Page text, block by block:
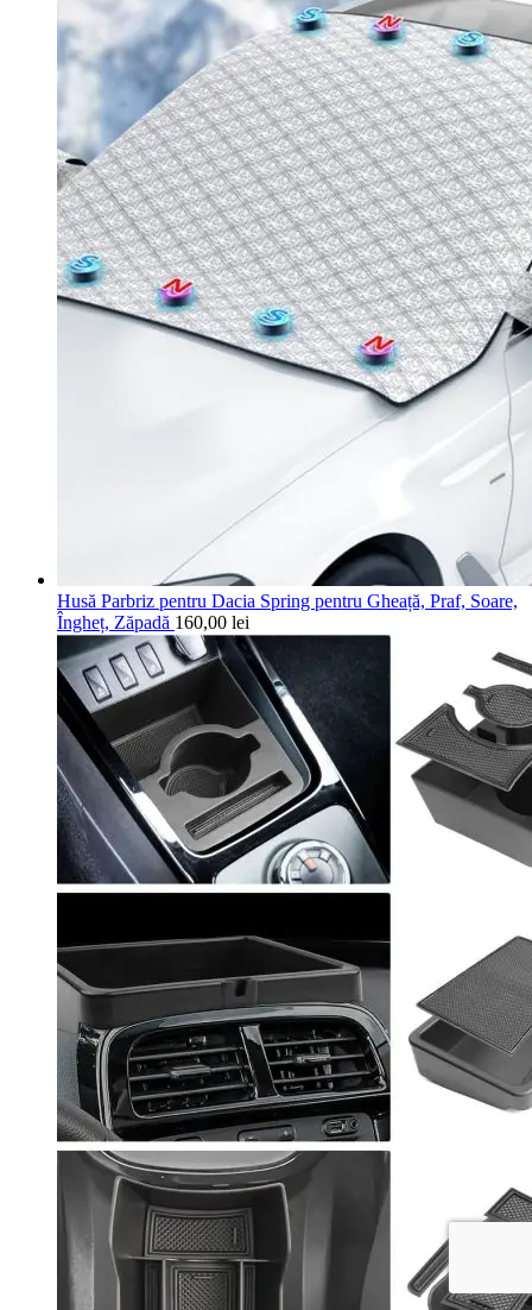
Husă Parbriz pentru Dacia Spring pentru Gheață, Praf, Soare,
Îngheț, Zăpadă 160,00 lei